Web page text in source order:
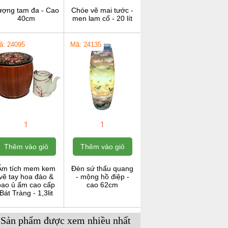
tam đa - Cao
40cm
Chóe vẽ mai tước -
men lam cổ - 20 lít
24095
1
Thêm vào giỏ
tích mem kem
tay hoa đào &
ủ ấm cao cấp
Tràng - 1,3lit
Mã: 24135
1
Thêm vào giỏ
Đèn sứ thấu quang
- mộng hồ điệp -
cao 62cm
Sản phẩm được xem nhiều nhất